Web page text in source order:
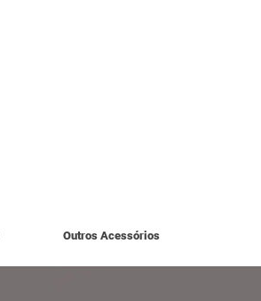
Outros Acessórios